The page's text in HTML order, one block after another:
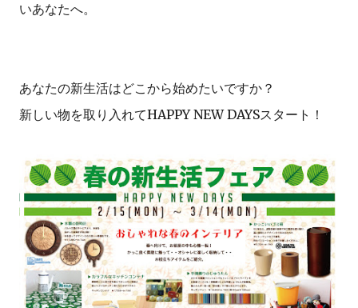
いあなたへ。
あなたの新生活はどこから始めたいですか？
新しい物を取り入れてHAPPY NEW DAYSスタート！